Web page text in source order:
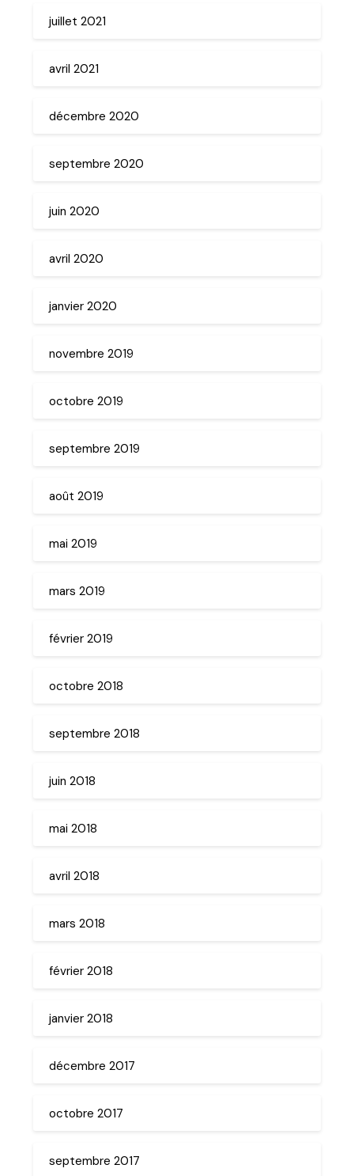
juillet 2021
avril 2021
décembre 2020
septembre 2020
juin 2020
avril 2020
janvier 2020
novembre 2019
octobre 2019
septembre 2019
août 2019
mai 2019
mars 2019
février 2019
octobre 2018
septembre 2018
juin 2018
mai 2018
avril 2018
mars 2018
février 2018
janvier 2018
décembre 2017
octobre 2017
septembre 2017